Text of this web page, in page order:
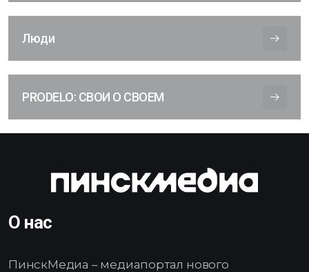
Люди
PRODELO: СВОИ О СВОЕМ
О нас
ПинскМедиа – медиапортал нового